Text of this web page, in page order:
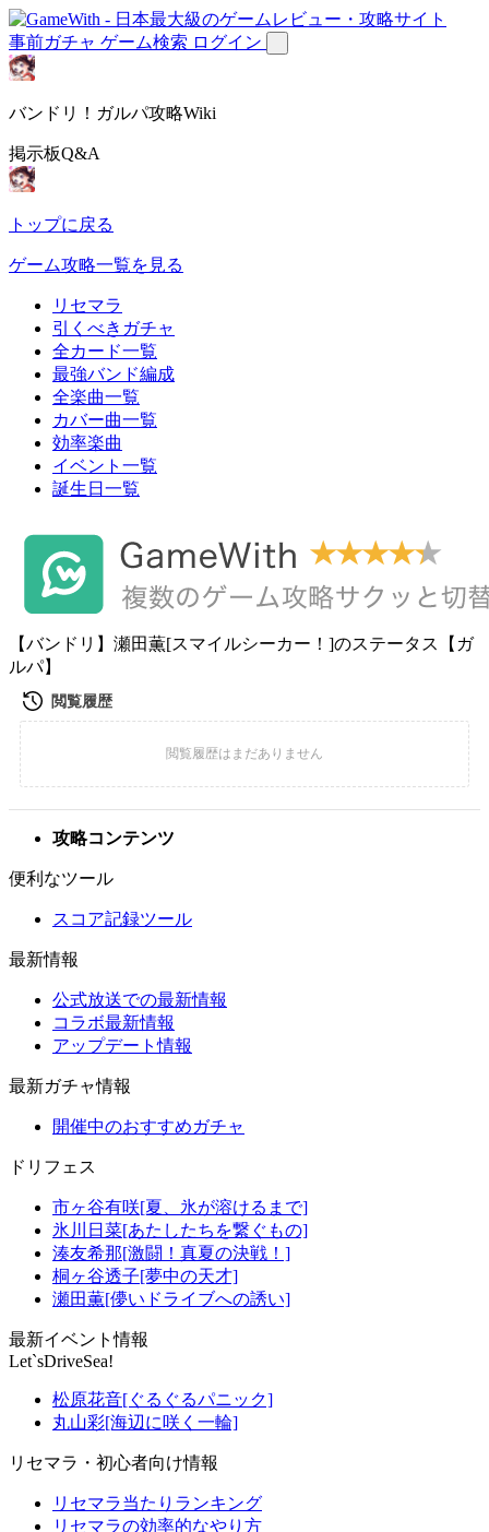
事前ガチャ ゲーム検索 ログイン
バンドリ！ガルパ攻略Wiki
掲示板Q&A
トップに戻る
ゲーム攻略一覧を見る
リセマラ
引くべきガチャ
全カード一覧
最強バンド編成
全楽曲一覧
カバー曲一覧
効率楽曲
イベント一覧
誕生日一覧
【バンドリ】瀬田薫[スマイルシーカー！]のステータス【ガ
ルパ】
攻略コンテンツ
便利なツール
スコア記録ツール
最新情報
公式放送での最新情報
コラボ最新情報
アップデート情報
最新ガチャ情報
開催中のおすすめガチャ
ドリフェス
市ヶ谷有咲[夏、氷が溶けるまで]
氷川日菜[あたしたちを繋ぐもの]
湊友希那[激闘！真夏の決戦！]
桐ヶ谷透子[夢中の天才]
瀬田薫[儚いドライブへの誘い]
最新イベント情報
Let`sDriveSea!
松原花音[ぐるぐるパニック]
丸山彩[海辺に咲く一輪]
リセマラ・初心者向け情報
リセマラ当たりランキング
リセマラの効率的なやり方